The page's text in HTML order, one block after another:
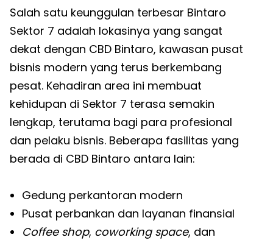
Salah satu keunggulan terbesar Bintaro
Sektor 7 adalah lokasinya yang sangat
dekat dengan CBD Bintaro, kawasan pusat
bisnis modern yang terus berkembang
pesat. Kehadiran area ini membuat
kehidupan di Sektor 7 terasa semakin
lengkap, terutama bagi para profesional
dan pelaku bisnis. Beberapa fasilitas yang
berada di CBD Bintaro antara lain:
Gedung perkantoran modern
Pusat perbankan dan layanan finansial
Coffee shop, coworking space, dan